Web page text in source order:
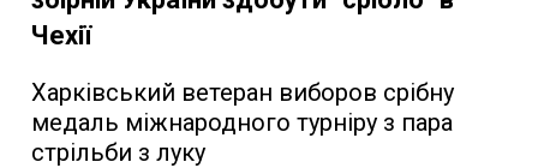
Чехії
Харківський ветеран виборов срібну
медаль міжнародного турніру з пара
стрільби з луку